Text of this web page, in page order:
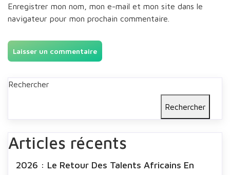
Enregistrer mon nom, mon e-mail et mon site dans le
navigateur pour mon prochain commentaire.
Rechercher
Rechercher
Articles récents
2026 : Le Retour Des Talents Africains En